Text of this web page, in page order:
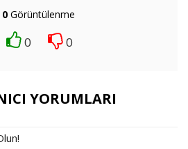
0Görüntülenme
0 0
YORUMLARI